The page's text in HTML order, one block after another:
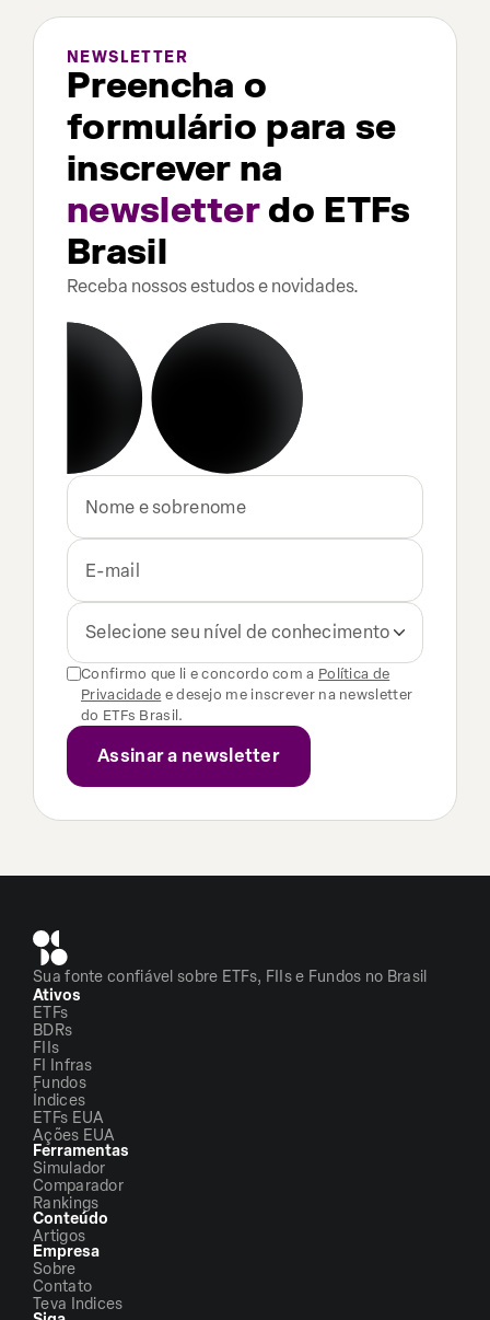
NEWSLETTER
Preencha o
formulário para se
inscrever na
newsletterdo ETFs
Brasil
Receba nossos estudos e novidades.
Selecione seu nível de conhecimento
Confirmo que li e concordo com a Política de
Privacidade e desejo me inscrever na newsletter
do ETFs Brasil.
Sua fonte confiável sobre ETFs, FIIs e Fundos no Brasil
Ativos
ETFs
BDRs
FIIs
FI Infras
Fundos
Índices
ETFs EUA
Ações EUA
Ferramentas
Simulador
Comparador
Rankings
Conteúdo
Artigos
Empresa
Sobre
Contato
Teva Indices